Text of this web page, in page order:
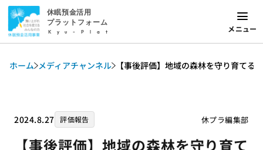
休眠預金活用
プラットフォーム
Kyu-Plat メニュー
ホーム メディアチャンネル 【事後評価】地域の森林を守り育て
2024.8.27 評価報告 休プラ編集部
【事後評価】地域の森林を守り育て